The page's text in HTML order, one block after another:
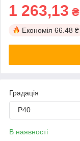
1 263,13 ₴
Економія 66.48 ₴
Градація
Р40
В наявності